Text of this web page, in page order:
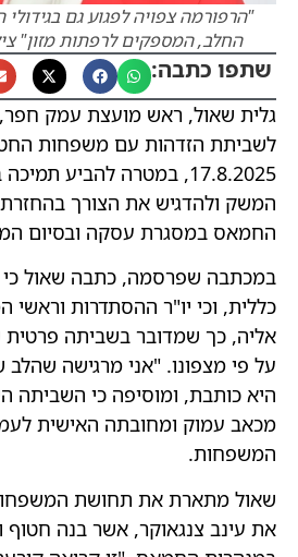
"הרפורמה צפויה לפגוע גם
החלב, המספקים לרפתות מזון"
שתפו כתבה:
גלית שאול, ראש מועצת עמק
לשביתת הזדהות עם משפחות
17.8.2025, במטרה להביע
המשק ולהדגיש את הצורך
החמאס במסגרת עסקה ובסיום
במכתבה שפרסמה, כתבה שאול כי
כללית, וכי יו"ר ההסתדרות
אליה, כך שמדובר בשביתה
על פי מצפונו. "אני מרגישה שהלב
היא כותבת, ומוסיפה כי השביתה
מכאב עמוק ומחובתה האישית
המשפחות.
שאול מתארת את תחושת
את עינב צנגאוקר, אשר בנה חטוף